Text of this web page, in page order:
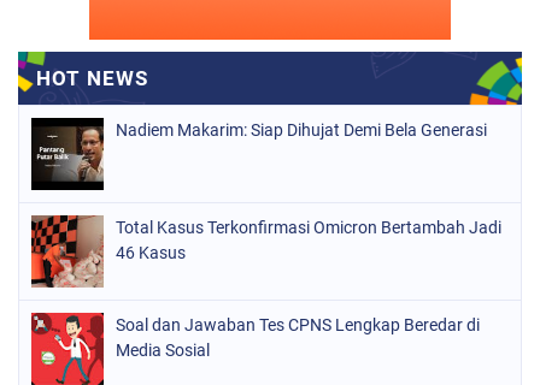
Nadiem Makarim: Siap Dihujat Demi Bela Generasi
Total Kasus Terkonfirmasi Omicron Bertambah Jadi
46 Kasus
Soal dan Jawaban Tes CPNS Lengkap Beredar di
Media Sosial